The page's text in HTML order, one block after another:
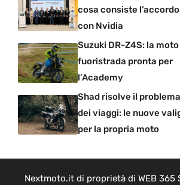
cosa consiste l’accordo
con Nvidia
Suzuki DR-Z4S: la moto
fuoristrada pronta per
l’Academy
Shad risolve il problema
dei viaggi: le nuove
per la propria moto
Nextmoto.it di proprietà di WEB 365